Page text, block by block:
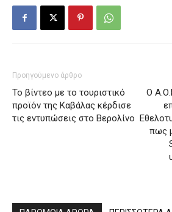
Προηγούμενο άρθρο
Το βίντεο με το τουριστικό
προϊόν της Καβάλας κέρδισε
τις εντυπώσεις στο Βερολίνο
Ο
πως